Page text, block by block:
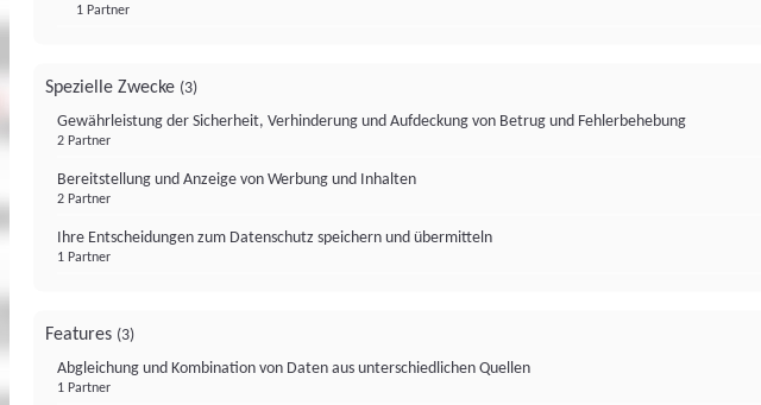
1 Partner
Spezielle Zwecke (3)
Gewährleistung der Sicherheit, Verhinderung und Aufdeckung von Betrug und Fehlerbehebung
2 Partner
Bereitstellung und Anzeige von Werbung und Inhalten
2 Partner
Ihre Entscheidungen zum Datenschutz speichern und übermitteln
1 Partner
Features (3)
Abgleichung und Kombination von Daten aus unterschiedlichen Quellen
1 Partner